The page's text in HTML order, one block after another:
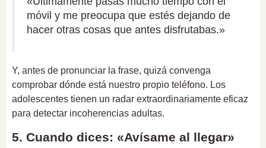
móvil y me preocupa que estés dejando de
hacer otras cosas que antes disfrutabas.»
Y, antes de pronunciar la frase, quizá convenga
comprobar dónde está nuestro propio teléfono. Los
adolescentes tienen un radar extraordinariamente eficaz
para detectar incoherencias adultas.
5. Cuando dices: «Avísame al llegar»